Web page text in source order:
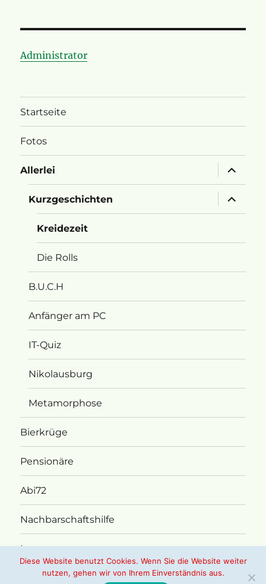
Administrator
Startseite
Fotos
Allerlei
öffnen
Kurzgeschichten
öffnen
Kreidezeit
Die Rolls
B.U.C.H
Anfänger am PC
IT-Quiz
Nikolausburg
Metamorphose
Bierkrüge
Pensionäre
Abi72
Nachbarschaftshilfe
Impressum
Diese Website benutzt Cookies. Wenn Sie die Website weiter
nutzen, gehen wir von Ihrem Einverständnis aus.